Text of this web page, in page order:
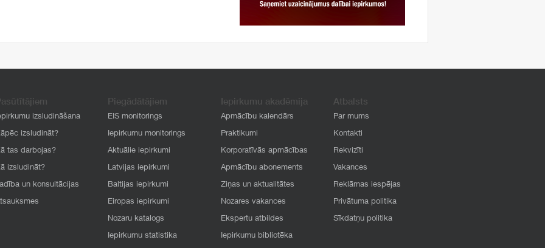
izsludināšana
izsludināt?
tas darbojas?
izsludināt?
un konsultācijas
Piegādātājiem
EIS monitorings
Iepirkumu monitorings
Aktuālie iepirkumi
Latvijas iepirkumi
Baltijas iepirkumi
Eiropas iepirkumi
Nozaru katalogs
Iepirkumu statistika
Iepirkumu akadēmija
Apmācību kalendārs
Praktikumi
Korporatīvās apmācības
Apmācību abonements
Ziņas un aktualitātes
Nozares vakances
Ekspertu atbildes
Iepirkumu bibliotēka
Atbalsts
Par mums
Kontakti
Rekvizīti
Vakances
Reklāmas iespējas
Privātuma politika
Sīkdatņu politika